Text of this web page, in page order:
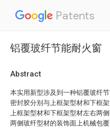
Patents
铝覆玻纤节能耐火窗
Abstract
本实用新型涉及到一种铝覆玻纤
密封胶分别与上框架型材和下框
上框架型材和下框架型材左右两
两侧玻纤型材的装饰面上机械包